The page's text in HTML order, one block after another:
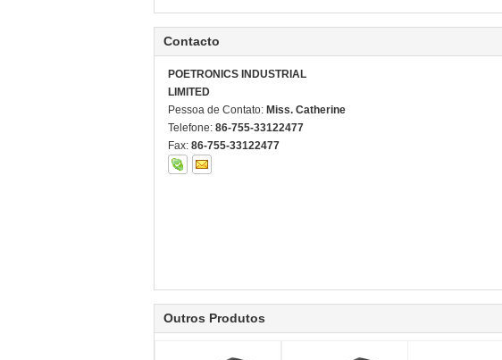
Contacto
POETRONICS INDUSTRIAL
LIMITED
Pessoa de Contato: Miss. Catherine
Telefone: 86-755-33122477
Fax: 86-755-33122477
Outros Produtos